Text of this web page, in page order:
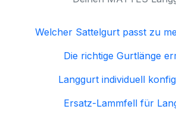
Welcher Sattelgurt passt zu
Die richtige Gurtlänge
Langgurt individuell
Ersatz-Lammfell für